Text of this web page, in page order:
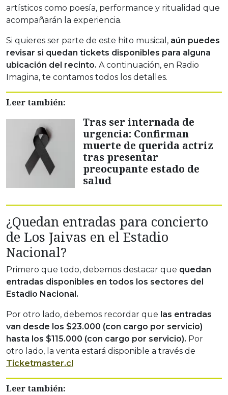
artísticos como poesía, performance y ritualidad que
acompañarán la experiencia.
Si quieres ser parte de este hito musical, aún puedes
revisar si quedan tickets disponibles para alguna
ubicación del recinto. A continuación, en Radio
Imagina, te contamos todos los detalles.
Leer también:
Tras ser internada de
urgencia: Confirman
muerte de querida actriz
tras presentar
preocupante estado de
salud
¿Quedan entradas para concierto
de Los Jaivas en el Estadio
Nacional?
Primero que todo, debemos destacar que quedan
entradas disponibles en todos los sectores del
Estadio Nacional.
Por otro lado, debemos recordar que las entradas
van desde los $23.000 (con cargo por servicio)
hasta los $115.000 (con cargo por servicio). Por
otro lado, la venta estará disponible a través de
Ticketmaster.cl
Leer también: